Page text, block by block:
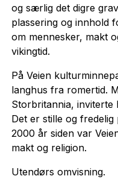
og særlig det digre
plassering og innhold
om mennesker, makt
vikingtid.
På Veien
langhus fra romertid.
Storbritannia, inviterte
Det er stille og
2000 år siden var
makt og religion.
Utendørs omvisning.